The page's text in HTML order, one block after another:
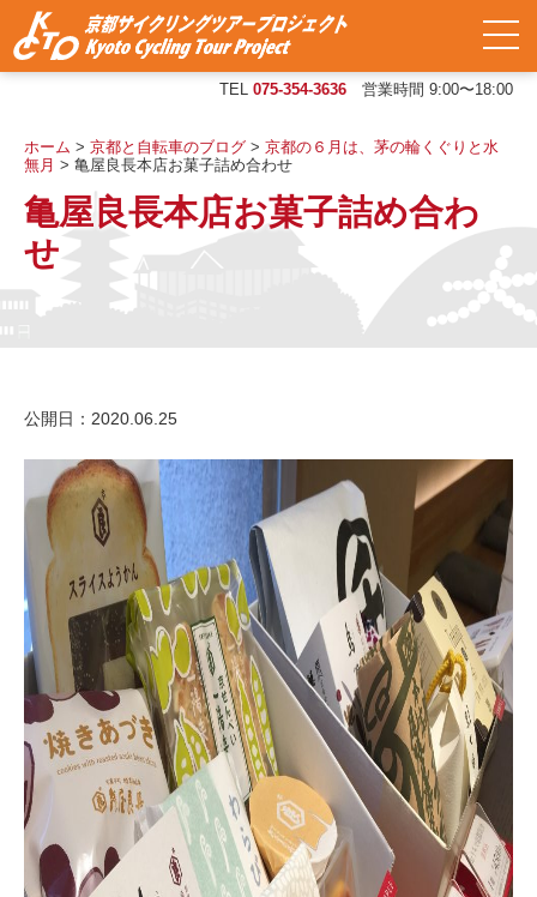
TEL 075-354-3636 営業時間 9:00〜18:00
公開日：2020.06.25
ホーム > 京都と自転車のブログ > 京都の６月は、茅の輪くぐりと水
無月 > 亀屋良長本店お菓子詰め合わせ
亀屋良長本店お菓子詰め合わ
せ